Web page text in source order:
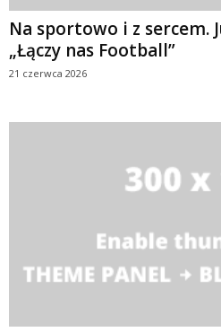
Na sportowo i z sercem.
„Łączy nas Football”
21 czerwca 2026